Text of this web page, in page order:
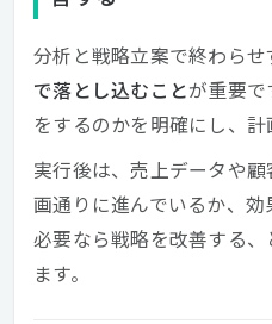
分析と戦略立案で終わらせ
で落とし込むことが重要
をするのかを明確にし、計
実行後は、売上データや
画通りに進んでいるか、効
必要なら戦略を改善する
ます。